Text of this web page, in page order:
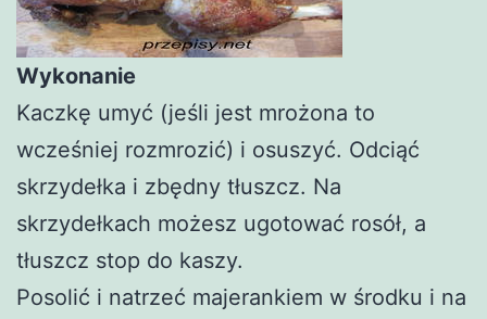
Wykonanie
Kaczkę umyć (jeśli jest mrożona to
wcześniej rozmrozić) i osuszyć. Odciąć
skrzydełka i zbędny tłuszcz. Na
skrzydełkach możesz ugotować rosół, a
tłuszcz stop do kaszy.
Posolić i natrzeć majerankiem w środku i na